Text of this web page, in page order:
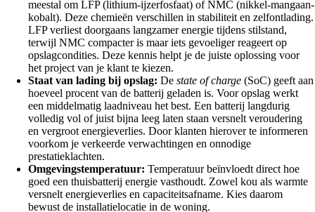
meestal om LFP (lithium-ijzerfosfaat) of NMC (nikkel-mangaan-
kobalt). Deze chemieën verschillen in stabiliteit en zelfontlading.
LFP verliest doorgaans langzamer energie tijdens stilstand,
terwijl NMC compacter is maar iets gevoeliger reageert op
opslagcondities. Deze kennis helpt je de juiste oplossing voor
het project van je klant te kiezen.
Staat van lading bij opslag: De state of charge (SoC) geeft aan
hoeveel procent van de batterij geladen is. Voor opslag werkt
een middelmatig laadniveau het best. Een batterij langdurig
volledig vol of juist bijna leeg laten staan versnelt veroudering
en vergroot energieverlies. Door klanten hierover te informeren
voorkom je verkeerde verwachtingen en onnodige
prestatieklachten.
Omgevingstemperatuur: Temperatuur beïnvloedt direct hoe
goed een thuisbatterij energie vasthoudt. Zowel kou als warmte
versnelt energieverlies en capaciteitsafname. Kies daarom
bewust de installatielocatie in de woning.